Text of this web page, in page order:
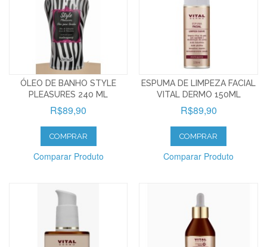
ÓLEO DE BANHO STYLE
PLEASURES 240 ML
R$89,90
COMPRAR
Comparar Produto
ESPUMA DE LIMPEZA FACIAL
VITAL DERMO 150ML
R$89,90
COMPRAR
Comparar Produto